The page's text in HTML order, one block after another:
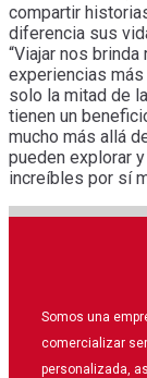
compartir
diferencia sus
“Viajar nos
experiencias
solo la mitad de
tienen un
mucho más allá
pueden explorar
increíbles por sí
Somos una
comercializar
personalizada,